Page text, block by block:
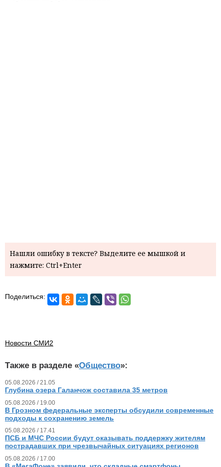
Нашли ошибку в тексте? Выделите ее мышкой и
нажмите: Ctrl+Enter
Поделиться:
Новости СМИ2
Также в разделе «Общество»:
05.08.2026 / 21.05
Глубина озера Галанчож составила 35 метров
05.08.2026 / 19.00
В Грозном федеральные эксперты обсудили современные
подходы к сохранению земель
05.08.2026 / 17.41
ПСБ и МЧС России будут оказывать поддержку жителям
пострадавших при чрезвычайных ситуациях регионов
05.08.2026 / 17.00